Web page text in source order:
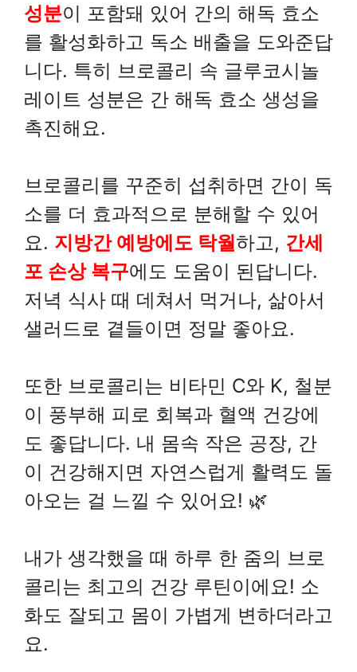
성분이 포함돼 있어 간의 해독 효소
를 활성화하고 독소 배출을 도와준답
니다. 특히 브로콜리 속 글루코시놀
레이트 성분은 간 해독 효소 생성을
촉진해요.
브로콜리를 꾸준히 섭취하면 간이 독
소를 더 효과적으로 분해할 수 있어
요. 지방간 예방에도 탁월하고, 간세
포 손상 복구에도 도움이 된답니다.
저녁 식사 때 데쳐서 먹거나, 삶아서
샐러드로 곁들이면 정말 좋아요.
또한 브로콜리는 비타민 C와 K, 철분
이 풍부해 피로 회복과 혈액 건강에
도 좋답니다. 내 몸속 작은 공장, 간
이 건강해지면 자연스럽게 활력도 돌
아오는 걸 느낄 수 있어요! 🌿
내가 생각했을 때 하루 한 줌의 브로
콜리는 최고의 건강 루틴이에요! 소
화도 잘되고 몸이 가볍게 변하더라고
요.